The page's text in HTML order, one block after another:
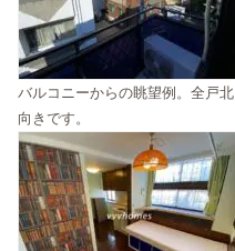
バルコニーからの眺望例。全戸北
向きです。